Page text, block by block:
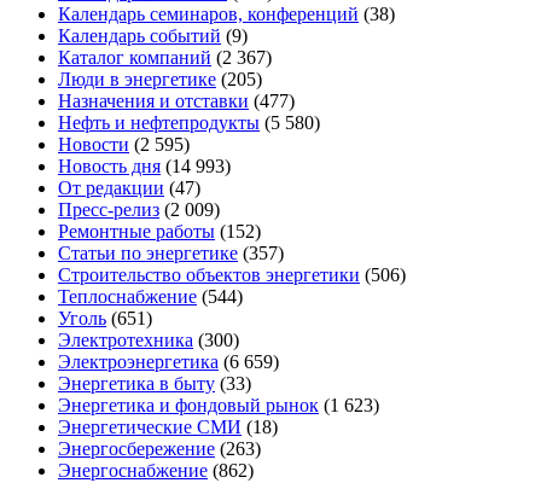
Календарь семинаров, конференций (38)
Календарь событий (9)
Каталог компаний (2 367)
Люди в энергетике (205)
Назначения и отставки (477)
Нефть и нефтепродукты (5 580)
Новости (2 595)
Новость дня (14 993)
От редакции (47)
Пресс-релиз (2 009)
Ремонтные работы (152)
Статьи по энергетике (357)
Строительство объектов энергетики (506)
Теплоснабжение (544)
Уголь (651)
Электротехника (300)
Электроэнергетика (6 659)
Энергетика в быту (33)
Энергетика и фондовый рынок (1 623)
Энергетические СМИ (18)
Энергосбережение (263)
Энергоснабжение (862)